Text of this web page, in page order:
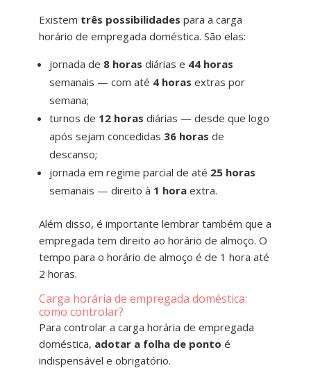
Existem três possibilidades para a carga
horário de empregada doméstica. São elas:
jornada de 8 horas diárias e 44 horas
semanais — com até 4 horas extras por
semana;
turnos de 12 horas diárias — desde que logo
após sejam concedidas 36 horas de
descanso;
jornada em regime parcial de até 25 horas
semanais — direito à 1 horaextra.
Além disso, é importante lembrar também que a
empregada tem direito ao horário de almoço. O
tempo para o horário de almoço é de 1 hora até
2 horas.
Carga horária de empregada doméstica:
como controlar?
Para controlar a carga horária de empregada
doméstica, adotar a folha de ponto é
indispensável e obrigatório.